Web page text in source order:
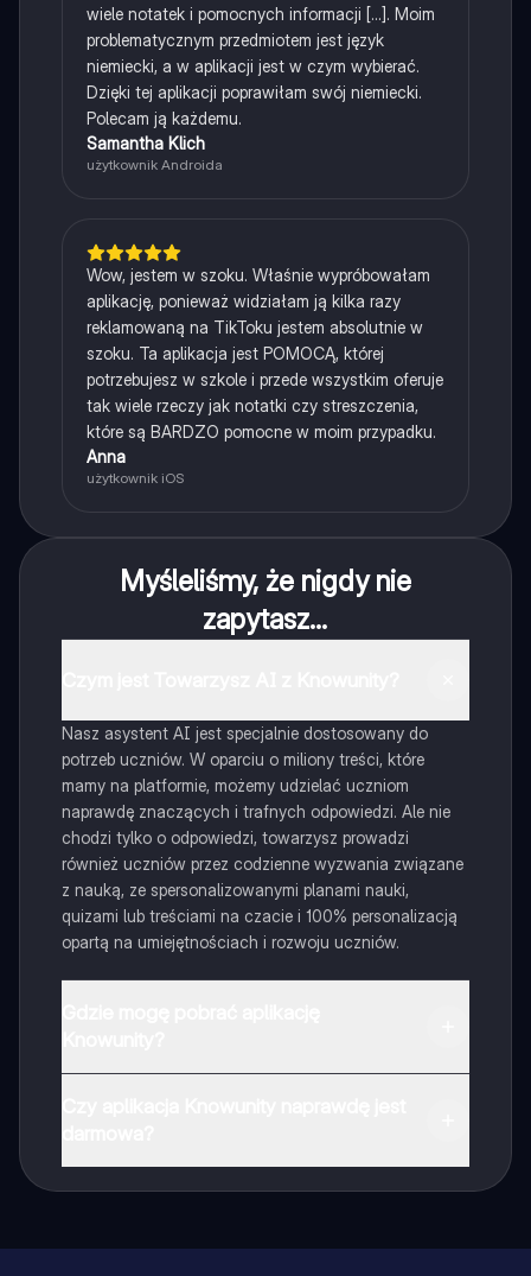
wiele notatek i pomocnych informacji [...]. Moim
problematycznym przedmiotem jest język
niemiecki, a w aplikacji jest w czym wybierać.
Dzięki tej aplikacji poprawiłam swój niemiecki.
Polecam ją każdemu.
Samantha Klich
użytkownik Androida
Wow, jestem w szoku. Właśnie wypróbowałam
aplikację, ponieważ widziałam ją kilka razy
reklamowaną na TikToku jestem absolutnie w
szoku. Ta aplikacja jest POMOCĄ, której
potrzebujesz w szkole i przede wszystkim oferuje
tak wiele rzeczy jak notatki czy streszczenia,
które są BARDZO pomocne w moim przypadku.
Anna
użytkownik iOS
Myśleliśmy, że nigdy nie
zapytasz...
Nasz asystent AI jest specjalnie dostosowany do
potrzeb uczniów. W oparciu o miliony treści, które
mamy na platformie, możemy udzielać uczniom
naprawdę znaczących i trafnych odpowiedzi. Ale nie
chodzi tylko o odpowiedzi, towarzysz prowadzi
również uczniów przez codzienne wyzwania związane
z nauką, ze spersonalizowanymi planami nauki,
quizami lub treściami na czacie i 100% personalizacją
opartą na umiejętnościach i rozwoju uczniów.